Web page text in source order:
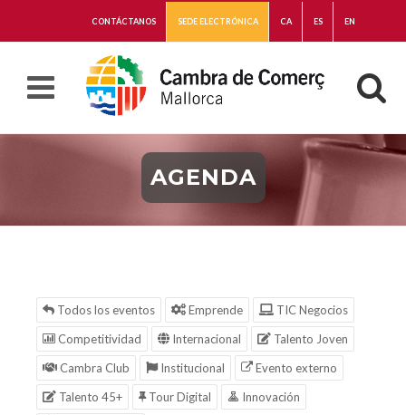
CONTÁCTANOS SEDE ELECTRÓNICA CA ES EN
AGENDA
Todos los eventos Emprende
TIC Negocios
Competitividad
Internacional
Talento Joven
Cambra Club
Institucional
Evento externo
Talento 45+
Tour Digital
Innovación